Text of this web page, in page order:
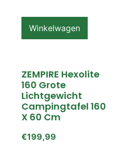
Winkelwagen
ZEMPIRE Hexolite
160 Grote
Lichtgewicht
Campingtafel 160
X 60 Cm
€199,99